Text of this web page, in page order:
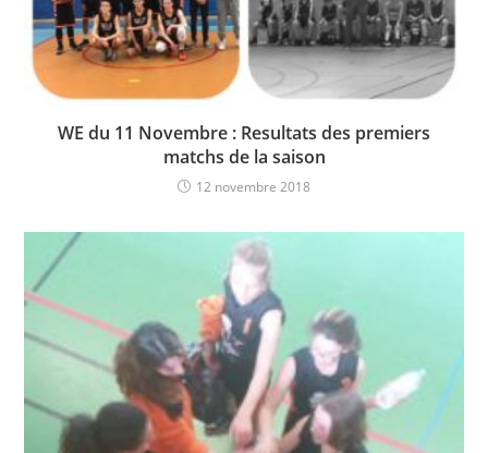
WE du 11 Novembre : Resultats des premiers
matchs de la saison
12 novembre 2018